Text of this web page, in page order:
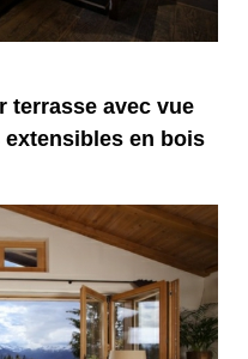
terrasse avec vue
en bois